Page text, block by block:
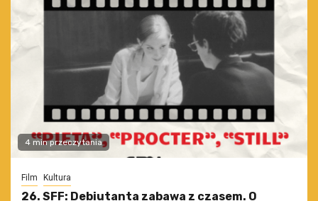
4 min przeczytania
Film Kultura
26. SFF: Debiutanta zabawa z czasem. O